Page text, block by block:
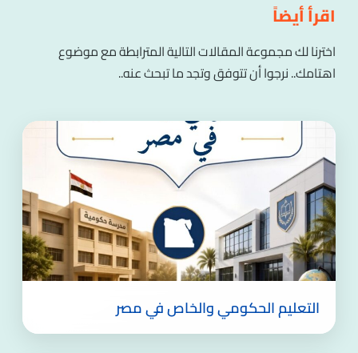
اقرأ أيضاً
اخترنا لك مجموعة المقالات التالية المترابطة مع موضوع
اهتامك.. نرجوا أن تتوفق وتجد ما تبحث عنه..
التعليم الحكومي والخاص في مصر